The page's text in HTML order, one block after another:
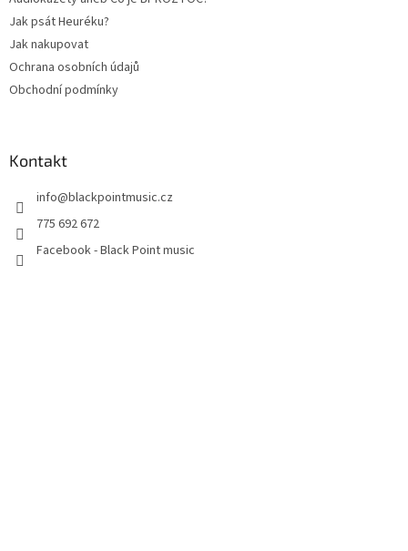
Jak psát Heuréku?
Jak nakupovat
Ochrana osobních údajů
Obchodní podmínky
Kontakt
info@blackpointmusic.cz
775 692 672
Facebook - Black Point music